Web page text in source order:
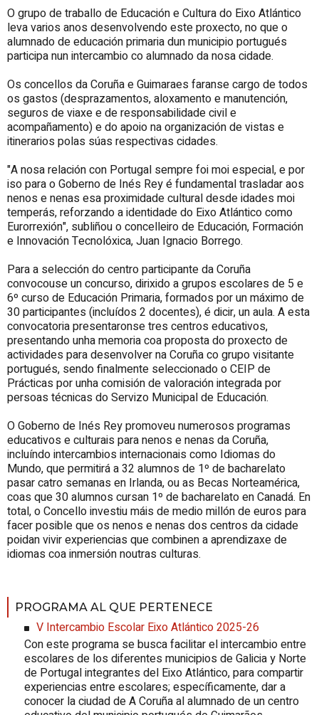
O grupo de traballo de Educación e Cultura do Eixo Atlántico
leva varios anos desenvolvendo este proxecto, no que o
alumnado de educación primaria dun municipio portugués
participa nun intercambio co alumnado da nosa cidade.
Os concellos da Coruña e Guimaraes faranse cargo de todos
os gastos (desprazamentos, aloxamento e manutención,
seguros de viaxe e de responsabilidade civil e
acompañamento) e do apoio na organización de vistas e
itinerarios polas súas respectivas cidades.
"A nosa relación con Portugal sempre foi moi especial, e por
iso para o Goberno de Inés Rey é fundamental trasladar aos
nenos e nenas esa proximidade cultural desde idades moi
temperás, reforzando a identidade do Eixo Atlántico como
Eurorrexión", subliñou o concelleiro de Educación, Formación
e Innovación Tecnolóxica, Juan Ignacio Borrego.
Para a selección do centro participante da Coruña
convocouse un concurso, dirixido a grupos escolares de 5 e
6º curso de Educación Primaria, formados por un máximo de
30 participantes (incluídos 2 docentes), é dicir, un aula. A esta
convocatoria presentaronse tres centros educativos,
presentando unha memoria coa proposta do proxecto de
actividades para desenvolver na Coruña co grupo visitante
portugués, sendo finalmente seleccionado o CEIP de
Prácticas por unha comisión de valoración integrada por
persoas técnicas do Servizo Municipal de Educación.
O Goberno de Inés Rey promoveu numerosos programas
educativos e culturais para nenos e nenas da Coruña,
incluíndo intercambios internacionais como Idiomas do
Mundo, que permitirá a 32 alumnos de 1º de bacharelato
pasar catro semanas en Irlanda, ou as Becas Norteamérica,
coas que 30 alumnos cursan 1º de bacharelato en Canadá. En
total, o Concello investiu máis de medio millón de euros para
facer posible que os nenos e nenas dos centros da cidade
poidan vivir experiencias que combinen a aprendizaxe de
idiomas coa inmersión noutras culturas.
PROGRAMA AL QUE PERTENECE
V Intercambio Escolar Eixo Atlántico 2025-26
Con este programa se busca facilitar el intercambio entre
escolares de los diferentes municipios de Galicia y Norte
de Portugal integrantes del Eixo Atlántico, para compartir
experiencias entre escolares; específicamente, dar a
conocer la ciudad de A Coruña al alumnado de un centro